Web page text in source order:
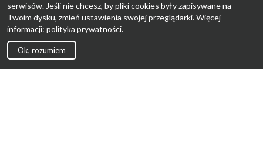
serwisów. Jeśli nie chcesz, by pliki cookies były zapisywane na
Twoim dysku, zmień ustawienia swojej przeglądarki. Więcej
informacji: polityka prywatności.
Ok, rozumiem